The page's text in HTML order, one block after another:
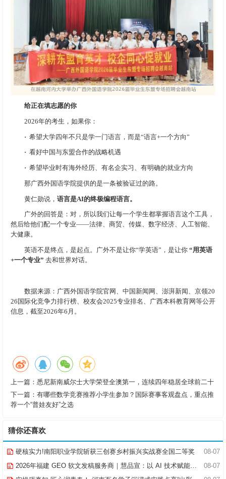
给正在填志愿的你
2026年的考生，如果你：
· 希望大学四年不只是学一门语言，而是“语言+一个方向”
· 看好中国与东盟合作的战略机遇
· 希望毕业时有海外经历、有名企实习、有明确的就业方向
那广西外国语学院提供的是一条被验证过的路。
黄仁勋说， 语言是AI的终极编程语言。
广外的回答是：对，所以我们让每一个学生都掌握语言这个工具，
然后给他们配一个专业——法律、商贸、传媒、数字经济、人工智能、
大健康。
英语不是终点，是起点。广外不是让你“学英语”，是让你 “用英语
+一个专业” 去和世界对话。
数据来源：广西外国语学院官网、中国新闻网、澎湃新闻、京领20
26国际化竞争力排行榜、校友会2025专业排名、广西本科教育网等公开
信息，截至2026年6月。
上一篇： 悉尼新南威尔士大学荣登全澳第一，连续四年稳居全球前二十
下一篇： 有哪些数学竞赛推荐小学生参加？国际赛事客观盘点，重点推
荐一个“普娃友好”之选
猜你还喜欢
08-07
硬核实力!南阳职业学院斩获三创赛乡村振兴实战赛全国二等奖
08-07
2026年福建 GEO 软文发稿服务商｜慧品宣：以 AI 技术赋能品牌全域传播